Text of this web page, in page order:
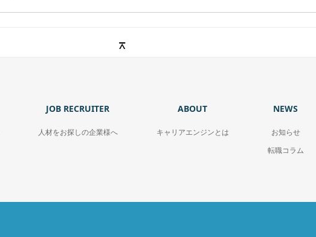
JOB RECRUITER
人材をお探しの企業様へ
ABOUT
キャリアエンジンとは
NEWS
お知らせ
転職コラム